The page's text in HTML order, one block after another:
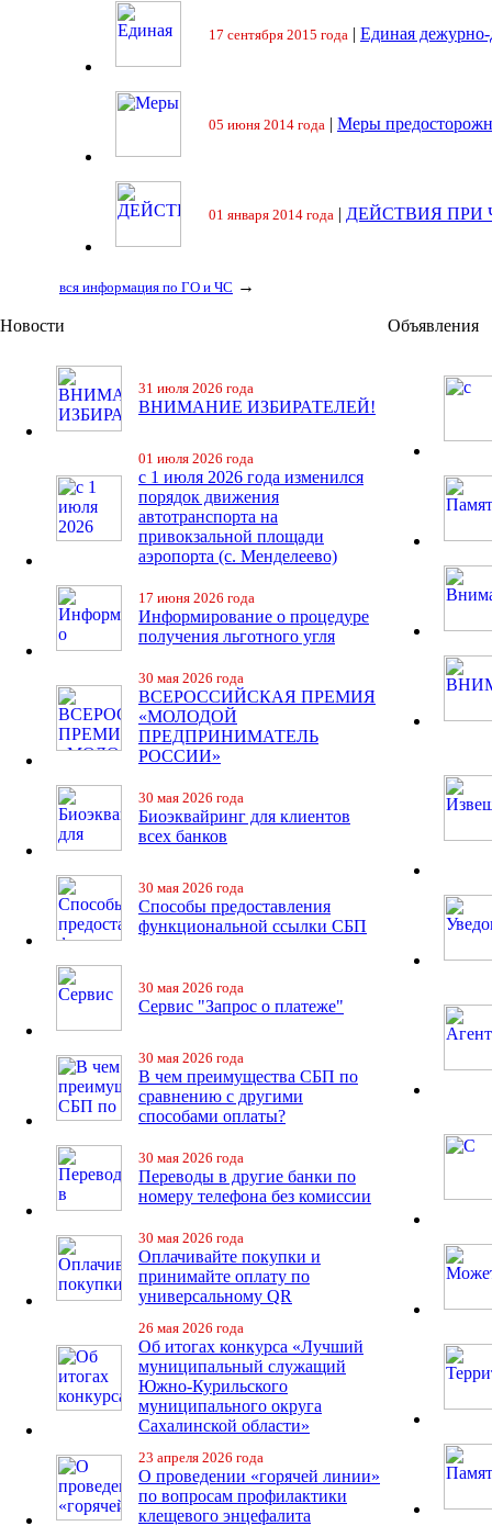
17 сентября 2015 года | Единая
05 июня 2014 года | Меры
01 января 2014 года | ДЕЙСТВИЯ ПРИ
вся информация по ГО и ЧС →
Новости
31 июля 2026 года
ВНИМАНИЕ ИЗБИРАТЕЛЕЙ!
01 июля 2026 года
с 1 июля 2026 года изменился
порядок движения
автотранспорта на
привокзальной площади
аэропорта (с. Менделеево)
17 июня 2026 года
Информирование о процедуре
получения льготного угля
30 мая 2026 года
ВСЕРОССИЙСКАЯ ПРЕМИЯ
«МОЛОДОЙ
ПРЕДПРИНИМАТЕЛЬ
РОССИИ»
30 мая 2026 года
Биоэквайринг для клиентов
всех банков
30 мая 2026 года
Способы предоставления
функциональной ссылки СБП
30 мая 2026 года
Сервис "Запрос о платеже"
30 мая 2026 года
В чем преимущества СБП по
сравнению с другими
способами оплаты?
30 мая 2026 года
Переводы в другие банки по
номеру телефона без комиссии
30 мая 2026 года
Оплачивайте покупки и
принимайте оплату по
универсальному QR
26 мая 2026 года
Об итогах конкурса «Лучший
муниципальный служащий
Южно-Курильского
муниципального округа
Сахалинской области»
23 апреля 2026 года
О проведении «горячей линии»
по вопросам профилактики
клещевого энцефалита
Объявления